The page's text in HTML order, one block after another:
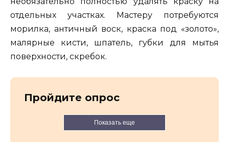
отдельных участках. Мастеру потребуются
морилка, античный воск, краска под «золото»,
малярные кисти, шпатель, губки для мытья
поверхности, скребок.
Пройдите опрос
Показать еще